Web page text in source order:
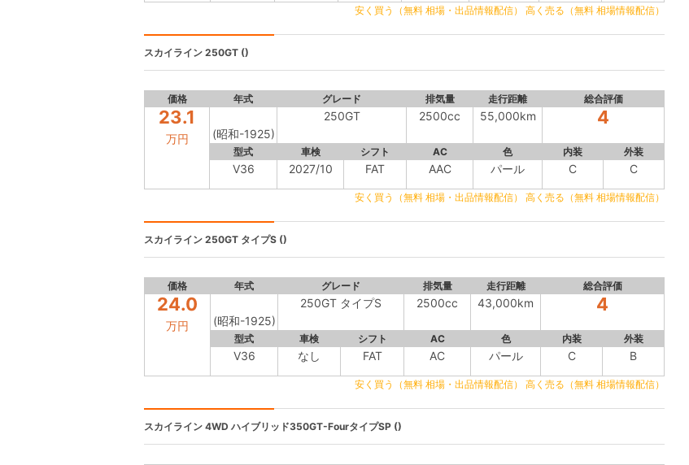
安く買う（無料 相場・出品情報配信） 高く売る（無料 相場情報配信）
スカイライン 250GT ()
価格 年式 グレード 排気量 走行距離 総合評価
23.1
万円 (昭和-1925)
250GT 2500cc 55,000km 4
型式 車検 シフト AC 色 内装 外装
V36 2027/10 FAT AAC パール C C
安く買う（無料 相場・出品情報配信） 高く売る（無料 相場情報配信）
スカイライン 250GT タイプS ()
価格 年式 グレード 排気量 走行距離 総合評価
24.0
万円 (昭和-1925)
250GT タイプS 2500cc 43,000km 4
型式 車検 シフト AC 色 内装 外装
V36 なし FAT AC パール C B
安く買う（無料 相場・出品情報配信） 高く売る（無料 相場情報配信）
スカイライン 4WD ハイブリッド350GT-FourタイプSP ()